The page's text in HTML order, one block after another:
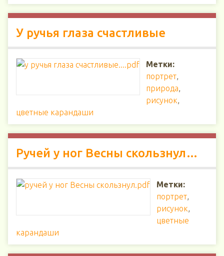
У ручья глаза счастливые
Метки:
портрет,
природа,
рисунок,
цветные карандаши
Ручей у ног Весны скользнул…
Метки:
портрет,
рисунок,
цветные
карандаши